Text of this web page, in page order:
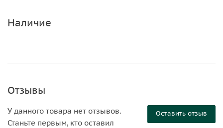
Наличие
Отзывы
Оставить отзыв
У данного товара нет отзывов.
Станьте первым, кто оставил